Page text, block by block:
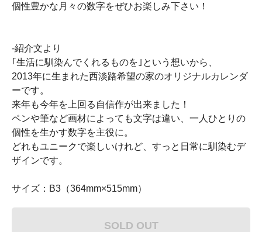
個性豊かな月々の数字をぜひお楽しみ下さい！
-紹介文より
｢生活に馴染んでくれるものを｣という想いから、
2013年に生まれた西淡路希望の家のオリジナルカレンダ
ーです。
来年も今年を上回る自信作が出来ました！
ペンや筆など画材によっても文字は違い、一人ひとりの
個性を生かす数字を主役に。
どれもユニークで楽しいけれど、すっと日常に馴染むデ
ザインです。
サイズ：B3（364mm×515mm）
SOLD OUT